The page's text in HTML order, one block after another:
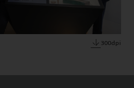
300dpi